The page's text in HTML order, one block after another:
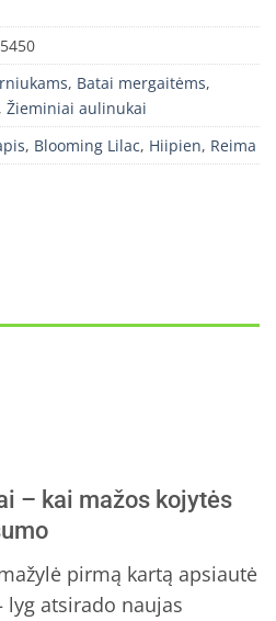
, Batai mergaitėms,
, Žieminiai aulinukai
, Blooming Lilac, Hiipien, Reima
– kai mažos kojytės
pirmą kartą apsiautė
lyg atsirado naujas